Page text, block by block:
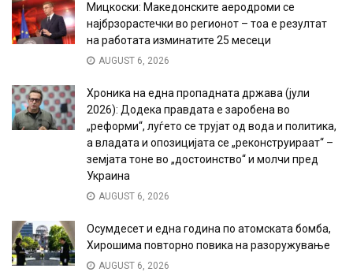
Мицкоски: Македонските аеродроми се
најбрзорастечки во регионот – тоа е резултат
на работата изминатите 25 месеци
AUGUST 6, 2026
Хроника на една пропадната држава (јули
2026): Додека правдата е заробена во
„реформи“, луѓето се трујат од вода и политика,
а владата и опозицијата се „реконструираат“ –
земјата тоне во „достоинство“ и молчи пред
Украина
AUGUST 6, 2026
Осумдесет и една година по атомската бомба,
Хирошима повторно повика на разоружување
AUGUST 6, 2026